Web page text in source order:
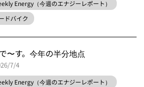
Energy（今週のエナジーレポート）
ドバイク
〜す。今年の半分地点
7/4
Energy（今週のエナジーレポート）